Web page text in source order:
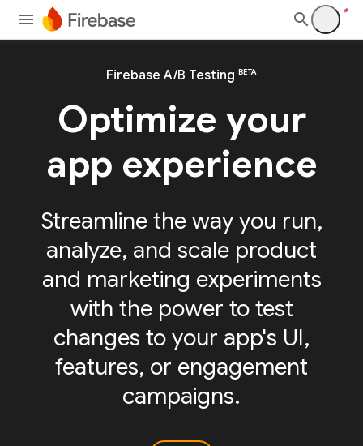
Firebase A/B Testing BETA
Optimize your
app experience
Streamline the way you run,
analyze, and scale product
and marketing experiments
with the power to test
changes to your app's UI,
features, or engagement
campaigns.